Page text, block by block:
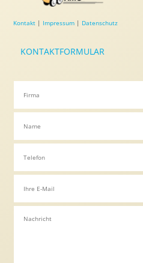
Kontakt | Impressum | Datenschutz
KONTAKTFORMULAR